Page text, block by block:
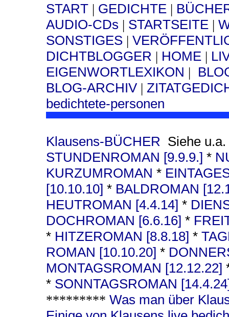
START | GEDICHTE |
AUDIO-CDs | STARTSEITE |
SONSTIGES |
DICHTBLOGGER | HOME |
EIGENWORTLEXIKON |
BLOG-ARCHIV |
bedichtete-personen
Klausens-BÜCHER Siehe
STUNDENROMAN [9.9.9.] *
KURZUMROMAN *
[10.10.10] * BALDROMAN
HEUTROMAN [4.4.14] *
DOCHROMAN [6.6.16] *
* HITZEROMAN [8.8.18] *
ROMAN [10.10.20] *
MONTAGSROMAN [12.12.22]
* SONNTAGSROMAN
********* Was man über